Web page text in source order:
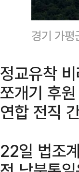
경기 가
정교유착
쪼개기 후
연합 전직
22일 법조